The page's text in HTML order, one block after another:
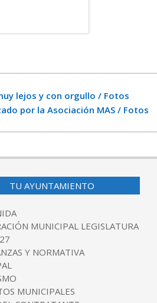
lejos y con orgullo / Fotos
por la Asociación MAS / Fotos
TU AYUNTAMIENTO
MUNICIPAL LEGISLATURA
Y NORMATIVA
MUNICIPALES